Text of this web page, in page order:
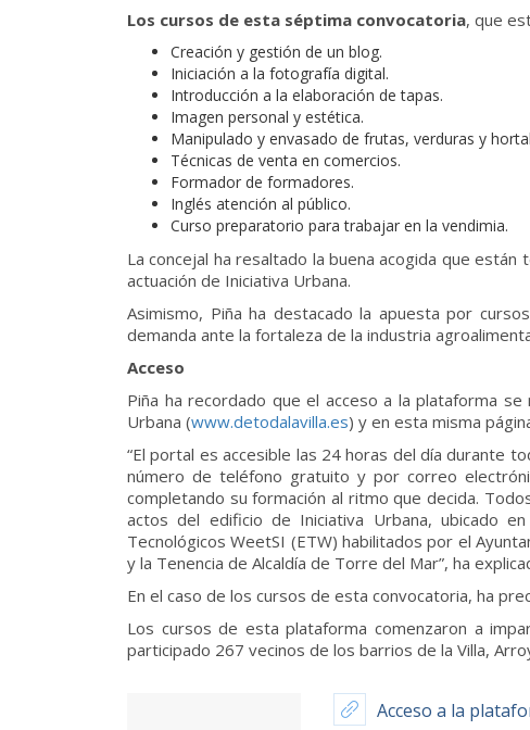
Los cursos de esta séptima convocatoria, que
Creación y gestión de un blog.
Iniciación a la fotografía digital.
Introducción a la elaboración de tapas.
Imagen personal y estética.
Manipulado y envasado de frutas, verduras y
Técnicas de venta en comercios.
Formador de formadores.
Inglés atención al público.
Curso preparatorio para trabajar en la vendimia.
La concejal ha resaltado la buena acogida que
actuación de Iniciativa Urbana.
Asimismo, Piña ha destacado la apuesta por
demanda ante la fortaleza de la industria
Acceso
Piña ha recordado que el acceso a la plataforma
Urbana (www.detodalavilla.es) y en esta misma
“El portal es accesible las 24 horas del día durante
número de teléfono gratuito y por correo
completando su formación al ritmo que decida.
actos del edificio de Iniciativa Urbana, ubicado
Tecnológicos WeetSI (ETW) habilitados por el
y la Tenencia de Alcaldía de Torre del Mar”, ha
En el caso de los cursos de esta convocatoria, ha
Los cursos de esta plataforma comenzaron a
participado 267 vecinos de los barrios de la Villa,
Acceso a la